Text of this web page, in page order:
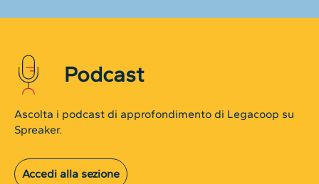
Podcast
Ascolta i podcast di approfondimento di Legacoop su
Spreaker.
Accedi alla sezione